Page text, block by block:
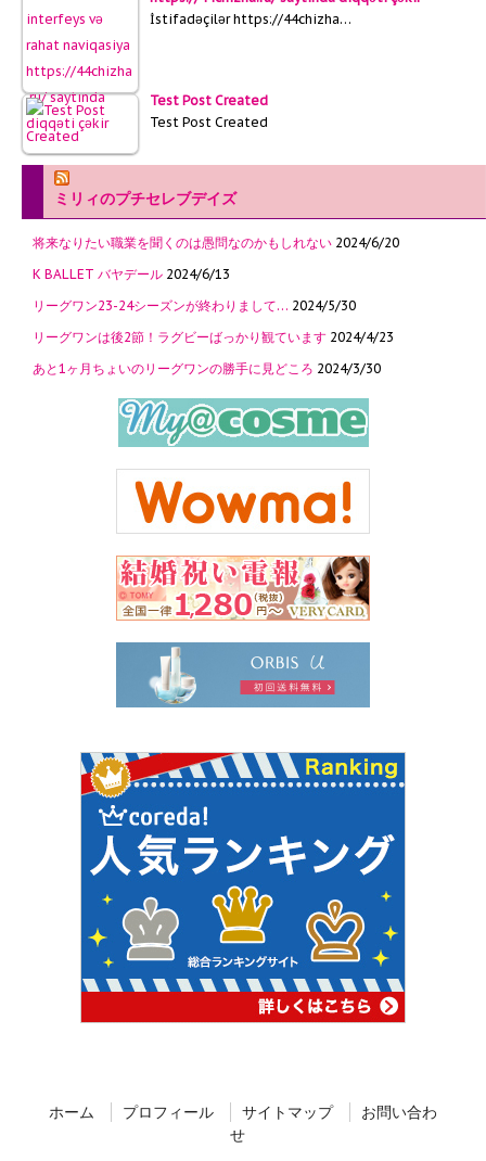
İstifadəçilər https://44chizha…
Test Post Created
Test Post Created
ミリィのプチセレブデイズ
将来なりたい職業を聞くのは愚問なのかもしれない 2024/6/20
K BALLET バヤデール 2024/6/13
リーグワン23-24シーズンが終わりまして… 2024/5/30
リーグワンは後2節！ラグビーばっかり観ています 2024/4/23
あと1ヶ月ちょいのリーグワンの勝手に見どころ 2024/3/30
ホーム プロフィール サイトマップ
お問い合わ
せ